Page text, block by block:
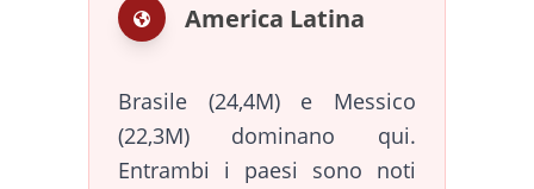
America Latina
Brasile (24,4M) e Messico
(22,3M) dominano qui.
Entrambi i paesi sono noti